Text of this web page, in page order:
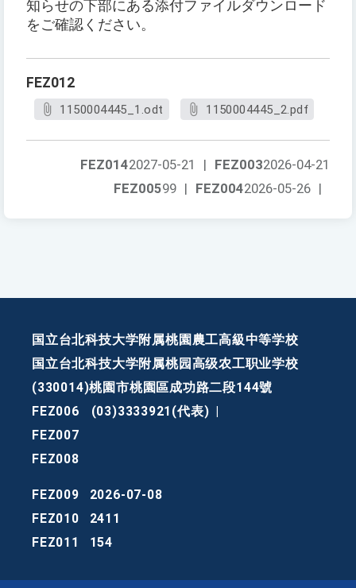
知らせの下部にある添付ファイルダウンロード
をご確認ください。
FEZ012
1150004445_1.odt 1150004445_2.pdf
FEZ0032026-04-21
FEZ0142027-05-21
|
FEZ0042026-05-26 |
FEZ00599 |
国立台北科技大学附属桃園農工高級中等学校
国立台北科技大学附属桃园高级农工职业学校
(330014)桃園市桃園區成功路二段144號
FEZ006
(03)3333921(代表)
FEZ007
FEZ008
FEZ009
2026-07-08
FEZ010
2411
FEZ011
154